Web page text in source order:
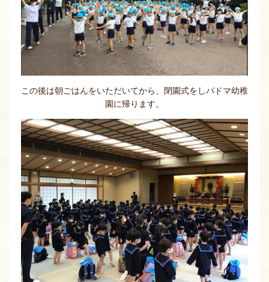
この後は朝ごはんをいただいてから、閉園式をしパドマ幼稚
園に帰ります。